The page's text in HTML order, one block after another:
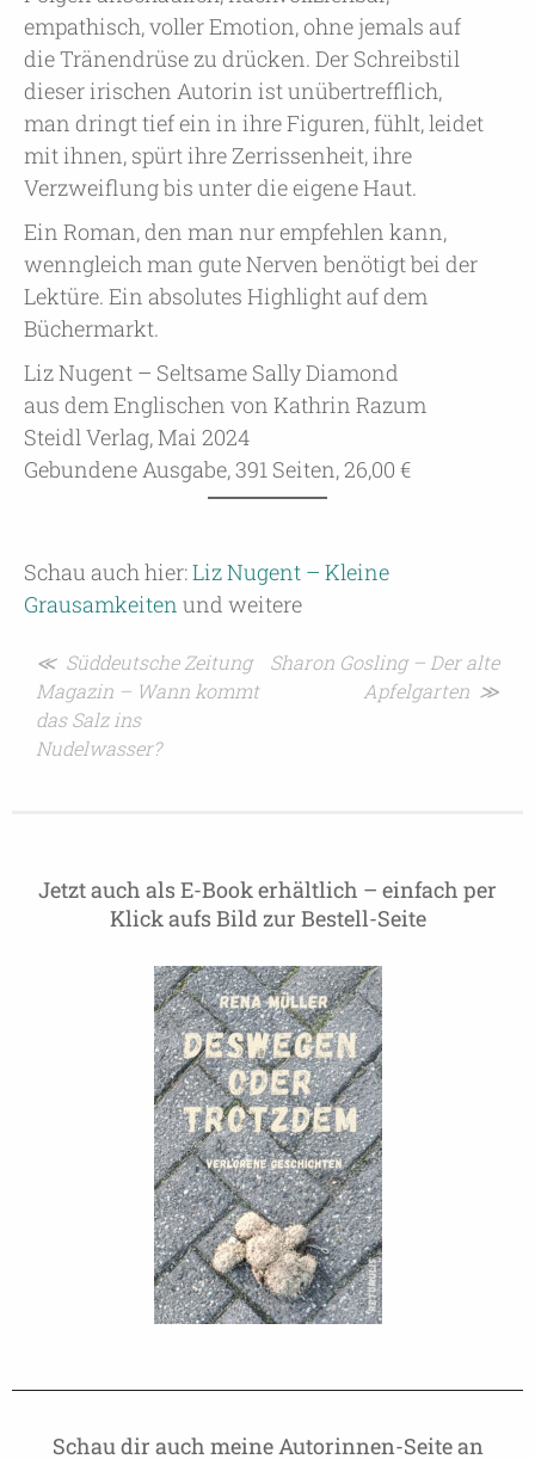
empathisch, voller Emotion, ohne jemals auf
die Tränendrüse zu drücken. Der Schreibstil
dieser irischen Autorin ist unübertrefflich,
man dringt tief ein in ihre Figuren, fühlt, leidet
mit ihnen, spürt ihre Zerrissenheit, ihre
Verzweiflung bis unter die eigene Haut.
Ein Roman, den man nur empfehlen kann,
wenngleich man gute Nerven benötigt bei der
Lektüre. Ein absolutes Highlight auf dem
Büchermarkt.
Liz Nugent – Seltsame Sally Diamond
aus dem Englischen von Kathrin Razum
Steidl Verlag, Mai 2024
Gebundene Ausgabe, 391 Seiten, 26,00 €
Schau auch hier:Liz Nugent – Kleine
Grausamkeiten und weitere
Beitragsnavigation
≪ Süddeutsche Zeitung
Magazin – Wann kommt
das Salz ins
Nudelwasser?
Sharon Gosling – Der alte
Apfelgarten ≫
Jetzt auch als E-Book erhältlich – einfach per
Klick aufs Bild zur Bestell-Seite
Schau dir auch meine Autorinnen-Seite an